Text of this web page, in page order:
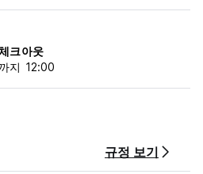
지로 매일 운영되지만 수요에 따라
루에 최소 2번의 여행이 제공됩니
코 외롭거나 고립감을 느끼지 않으
복한 느낌을 받을 것입니다. 또한
소통할 수 있는 기회를 갖게 되며,
관에서 책을 읽어보세요.
크아웃
까지 12:00
규정 보기